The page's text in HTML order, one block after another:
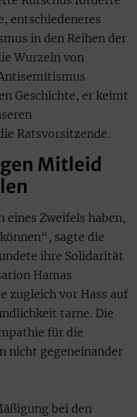
entschiedeneres
in den Reihen der
Wurzeln von
Geschichte, er keimt
Ratsvorsitzende.
Mitleid
eines Zweifels haben,
sagte die
ihre Solidarität
Hamas
zugleich vor Hass auf
tarne. Die
für die
nicht gegeneinander
bei den